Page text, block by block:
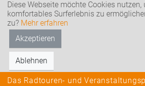
Diese Webseite möchte Cookies nutzen,
komfortables Surferlebnis zu
zu? Mehr erfahren
Akzeptieren
Ablehnen
Das Radtouren- und